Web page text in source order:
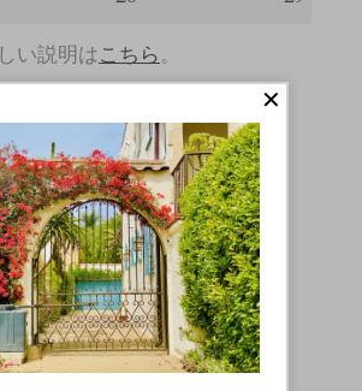
い説明はこちら 。